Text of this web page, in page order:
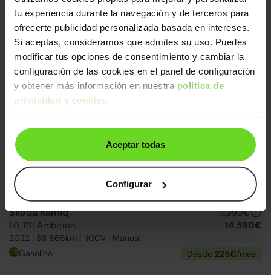
tu experiencia durante la navegación y de terceros para
ofrecerte publicidad personalizada basada en intereses.
Si aceptas, consideramos que admites su uso. Puedes
modificar tus opciones de consentimiento y cambiar la
configuración de las cookies en el panel de configuración
y obtener más información en nuestra política de
privacidad y cookies.
Aceptar todas
Configurar
Skoda Karoq
1.6TDI Like
2018 | 147.024km | 115CV | Manual
16.990€
14.290€
Diésel Desde240€ /mes
Ruedas traseras nuevas
Skoda Kamiq
1.0 TSI Ambition
2022 | 88.865km | 110CV | Manual
17.990€
14.590€
Gasolina Desde 225€/mes